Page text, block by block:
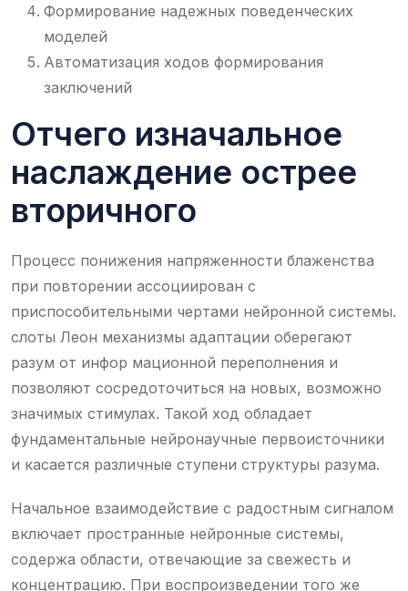
Формирование надежных поведенческих
моделей
Автоматизация ходов формирования
заключений
Отчего изначальное
наслаждение острее
вторичного
Процесс понижения напряженности блаженства
при повторении ассоциирован с
приспособительными чертами нейронной системы.
слоты Леон механизмы адаптации оберегают
разум от инфор мационной переполнения и
позволяют сосредоточиться на новых, возможно
значимых стимулах. Такой ход обладает
фундаментальные нейронаучные первоисточники
и касается различные ступени структуры разума.
Начальное взаимодействие с радостным сигналом
включает пространные нейронные системы,
содержа области, отвечающие за свежесть и
концентрацию. При воспроизведении того же